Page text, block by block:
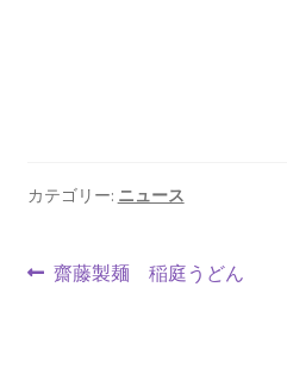
カテゴリー: ニュース
投前
齋藤製麺 稲庭うどん